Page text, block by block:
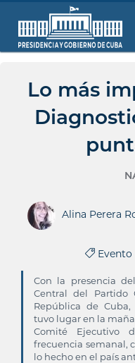
Lo más
Alina Perera
Evento
Con la presencia
Central del Partido
República de
tuvo lugar en la
Comité Ejecutivo
frecuencia semanal,
lo hecho en el país